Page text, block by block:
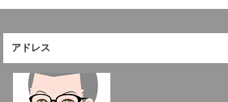
アドレス